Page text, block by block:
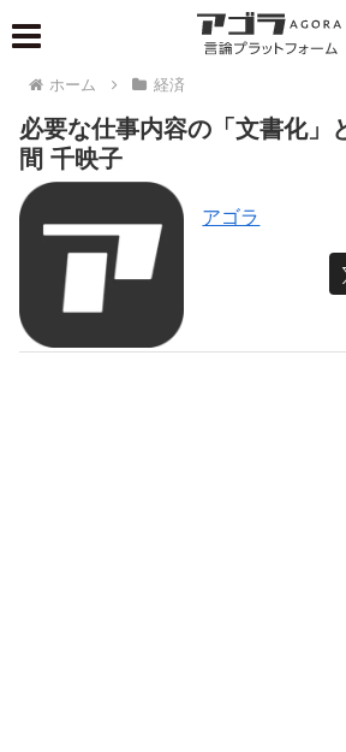
ホーム 経済
必要な仕事内容の「文書化」
間 千映子
アゴラ